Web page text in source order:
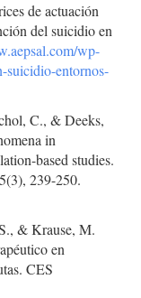
de actuación
del suicidio en
wp-
suicidio-entornos-
C., & Deeks,
in
based studies.
239-250.
& Krause, M.
en
CES